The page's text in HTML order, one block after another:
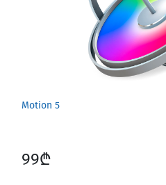
Motion 5
99₾